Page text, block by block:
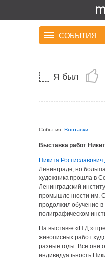
СОБЫТИЯ
Н.Д.
Я был
События: Выставки
Выставка работ
Никита Ростиславович
Ленинграде, но
художника прошла в
Ленинградский
промышленности им.
продолжил обучение в
полиграфическом
На выставке «Н.Д.»
живописных работ
разные годы. Все они
индивидуальность